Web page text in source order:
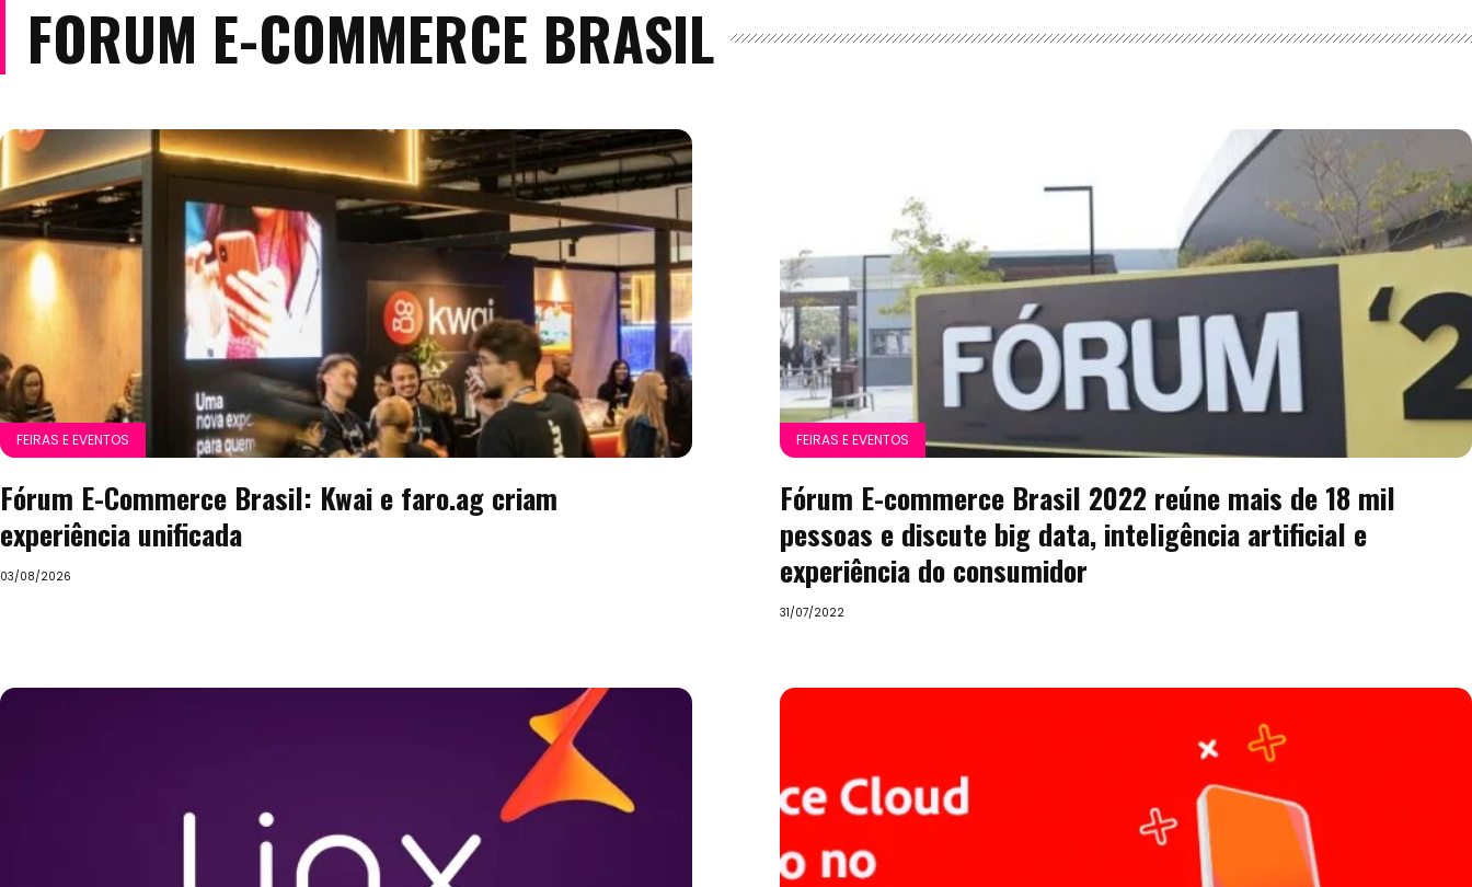
FORUM E-COMMERCE BRASIL
FEIRAS E EVENTOS
Fórum E-Commerce Brasil: Kwai e faro.ag criam
experiência unificada
03/08/2026
FEIRAS E EVENTOS
Fórum E-commerce Brasil 2022 reúne mais de 18 mil
pessoas e discute big data, inteligência artificial e
experiência do consumidor
31/07/2022